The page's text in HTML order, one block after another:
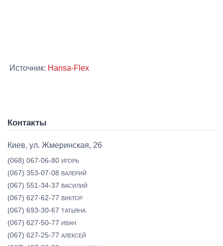
Источник: Hansa-Flex
Контакты
Киев, ул. Жмеринская, 26
(068) 067-06-80 ИГОРЬ
(067) 353-07-08 ВАЛЕРИЙ
(067) 551-34-37 ВАСИЛИЙ
(067) 627-62-77 ВИКТОР
(067) 693-30-67 ТАТЬЯНА
(067) 627-50-77 ИВАН
(067) 627-25-77 АЛЕКСЕЙ